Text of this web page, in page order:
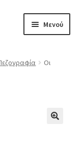
Μενού
Οι